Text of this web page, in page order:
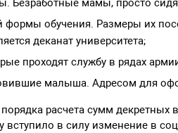
Безработные мамы, просто
формы обучения. Размеры их
деканат университета;
проходят службу в рядах
малыша. Адресом для
расчета сумм декретных
вступило в силу изменение в